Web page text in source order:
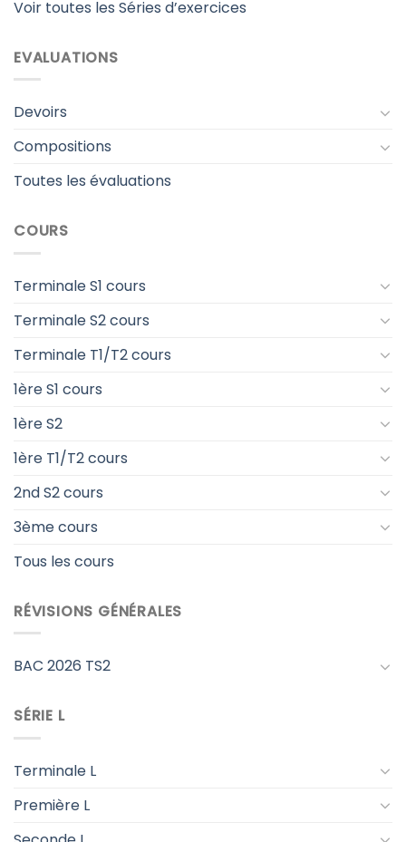
Voir toutes les Séries d’exercices
EVALUATIONS
Devoirs
Compositions
Toutes les évaluations
COURS
Terminale S1 cours
Terminale S2 cours
Terminale T1/T2 cours
1ère S1 cours
1ère S2
1ère T1/T2 cours
2nd S2 cours
3ème cours
Tous les cours
RÉVISIONS GÉNÉRALES
BAC 2026 TS2
SÉRIE L
Terminale L
Première L